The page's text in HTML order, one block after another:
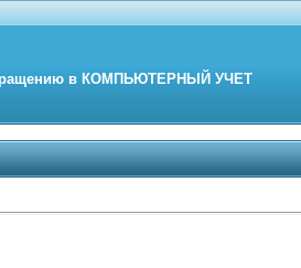
в КОМПЬЮТЕРНЫЙ УЧЕТ